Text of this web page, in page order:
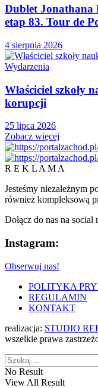
Dublet Jonathana
etap 83. Tour de
4 sierpnia 2026
Wydarzenia
Właściciel szkoły
korupcji
25 lipca 2026
Zobacz więcej
R E K L A M A
Jesteśmy niezależnym
również kompleksową
Dołącz do nas na social
Instagram:
Obserwuj nas!
POLITYKA
REGULAMIN
KONTAKT
realizacja: STUDIO
wszelkie prawa
No Result
View All Result